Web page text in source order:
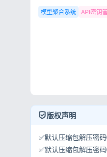
模型聚合系统 API密钥
版权声明
✅默认压缩包解压
✅默认压缩包解压